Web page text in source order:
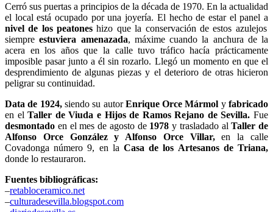
Cerró sus puertas a principios de la década de 1970. En la actualidad
el local está ocupado por una joyería. El hecho de estar el panel a
nivel de los peatones hizo que la conservación de estos azulejos
siempreestuviera amenazada, máxime cuando la anchura de la
acera en los años que la calle tuvo tráfico hacía prácticamente
imposible pasar junto a él sin rozarlo. Llegó un momento en que el
desprendimiento de algunas piezas y el deterioro de otras hicieron
peligrar su continuidad.
Data de 1924,siendo su autorEnrique Orce Mármol yfabricado
en elTaller de Viuda e Hijos de Ramos Rejano de Sevilla. Fue
desmontado en el mes de agosto de 1978 y trasladado alTaller de
Alfonso Orce González y Alfonso Orce Villar,en la calle
Covadonga número 9, en la Casa de los Artesanos de Triana,
donde lo restauraron.
Fuentes bibliográficas:
–retabloceramico.net
–culturadesevilla.blogspot.com